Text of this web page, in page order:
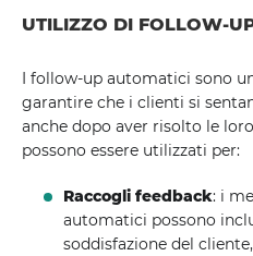
UTILIZZO DI FOLLOW-
I follow-up automatici sono
garantire che i clienti si
anche dopo aver risolto le
possono essere utilizzati per:
Raccogli feedback: i
automatici possono
soddisfazione del